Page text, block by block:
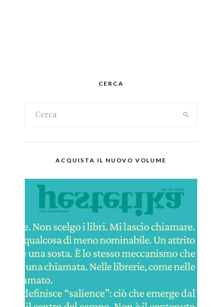
CERCA
ACQUISTA IL NUOVO VOLUME